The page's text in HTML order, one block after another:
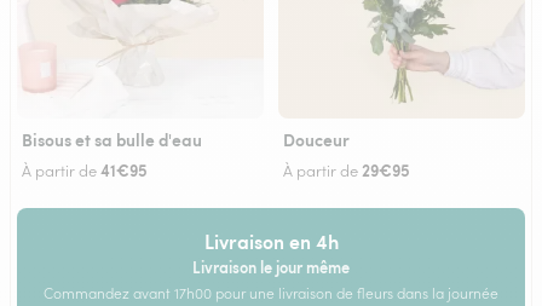
Bisous et sa bulle d'eau
À partir de41€95
Douceur
À partir de29€95
Livraison en 4h
Livraison le jour même
Commandez avant 17h00 pour une livraison de fleurs dans la journée